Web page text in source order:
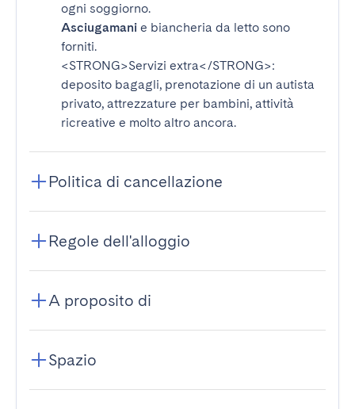
ogni soggiorno.
Asciugamani e biancheria da letto sono
forniti.
<STRONG>Servizi extra</STRONG>:
deposito bagagli, prenotazione di un autista
privato, attrezzature per bambini, attività
ricreative e molto altro ancora.
Politica di cancellazione
Regole dell'alloggio
A proposito di
Spazio